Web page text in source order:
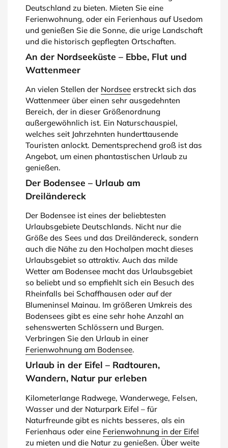
Deutschland zu bieten. Mieten Sie eine
Ferienwohnung, oder ein Ferienhaus auf Usedom
und genießen Sie die Sonne, die urige Landschaft
und die historisch gepflegten Ortschaften.
An der Nordseeküste – Ebbe, Flut und
Wattenmeer
An vielen Stellen der Nordsee erstreckt sich das
Wattenmeer über einen sehr ausgedehnten
Bereich, der in dieser Größenordnung
außergewöhnlich ist. Ein Naturschauspiel,
welches seit Jahrzehnten hunderttausende
Touristen anlockt. Dementsprechend groß ist das
Angebot, um einen phantastischen Urlaub zu
genießen.
Der Bodensee – Urlaub am
Dreiländereck
Der Bodensee ist eines der beliebtesten
Urlaubsgebiete Deutschlands. Nicht nur die
Größe des Sees und das Dreiländereck, sondern
auch die Nähe zu den Hochalpen macht dieses
Urlaubsgebiet so attraktiv. Auch das milde
Wetter am Bodensee macht das Urlaubsgebiet
so beliebt und so empfiehlt sich ein Besuch des
Rheinfalls bei Schaffhausen oder auf der
Blumeninsel Mainau. Im größeren Umkreis des
Bodensees gibt es eine sehr hohe Anzahl an
sehenswerten Schlössern und Burgen.
Verbringen Sie den Urlaub in einer
Ferienwohnung am Bodensee.
Urlaub in der Eifel – Radtouren,
Wandern, Natur pur erleben
Kilometerlange Radwege, Wanderwege, Felsen,
Wasser und der Naturpark Eifel – für
Naturfreunde gibt es nichts besseres, als ein
Ferienhaus oder eine Ferienwohnung in der Eifel
zu mieten und die Natur zu genießen. Über weite